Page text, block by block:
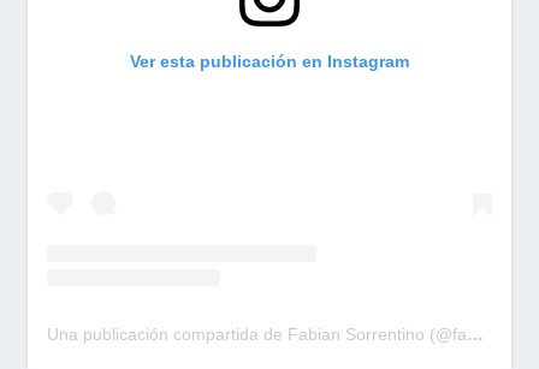
Ver esta publicación en Instagram
Una publicación compartida de Fabian Sorrentino (@fabiansonria)